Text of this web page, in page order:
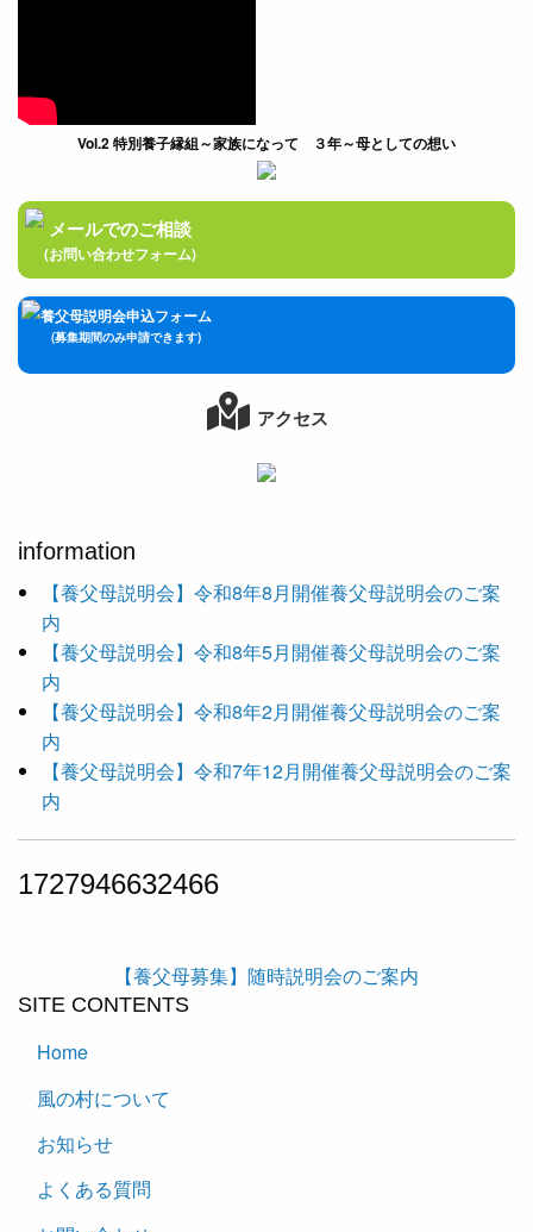
Vol.2 特別養子縁組～家族になって ３年～母としての想い
メールでのご相談
(お問い合わせフォーム)
養父母説明会申込フォーム
(募集期間のみ申請できます)
アクセス
information
【養父母説明会】令和8年8月開催養父母説明会のご案
内
【養父母説明会】令和8年5月開催養父母説明会のご案
内
【養父母説明会】令和8年2月開催養父母説明会のご案
内
【養父母説明会】令和7年12月開催養父母説明会のご案
内
1727946632466
【養父母募集】随時説明会のご案内
SITE CONTENTS
Home
風の村について
お知らせ
よくある質問